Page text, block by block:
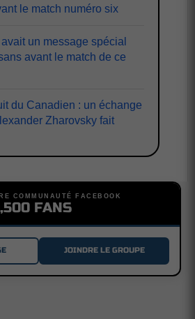
le match numéro six
un message spécial
avant le match de ce
du Canadien : un échange
Zharovsky fait
COMMUNAUTÉ FACEBOOK
FANS
JOINDRE LE GROUPE